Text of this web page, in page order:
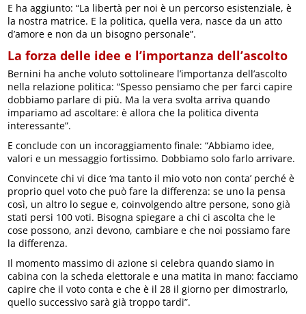
E ha aggiunto: “La libertà per noi è un percorso esistenziale, è
la nostra matrice. E la politica, quella vera, nasce da un atto
d’amore e non da un bisogno personale”.
La forza delle idee e l’importanza dell’ascolto
Bernini ha anche voluto sottolineare l’importanza dell’ascolto
nella relazione politica: “Spesso pensiamo che per farci capire
dobbiamo parlare di più. Ma la vera svolta arriva quando
impariamo ad ascoltare: è allora che la politica diventa
interessante”.
E conclude con un incoraggiamento finale: “Abbiamo idee,
valori e un messaggio fortissimo. Dobbiamo solo farlo arrivare.
Convincete chi vi dice ‘ma tanto il mio voto non conta’ perché è
proprio quel voto che può fare la differenza: se uno la pensa
così, un altro lo segue e, coinvolgendo altre persone, sono già
stati persi 100 voti. Bisogna spiegare a chi ci ascolta che le
cose possono, anzi devono, cambiare e che noi possiamo fare
la differenza.
Il momento massimo di azione si celebra quando siamo in
cabina con la scheda elettorale e una matita in mano: facciamo
capire che il voto conta e che è il 28 il giorno per dimostrarlo,
quello successivo sarà già troppo tardi”.